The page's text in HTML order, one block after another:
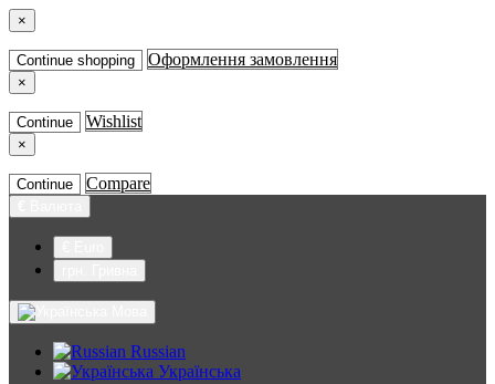
×
Continue shopping Оформлення замовлення
×
Continue Wishlist
×
Continue Compare
Russian
Українська